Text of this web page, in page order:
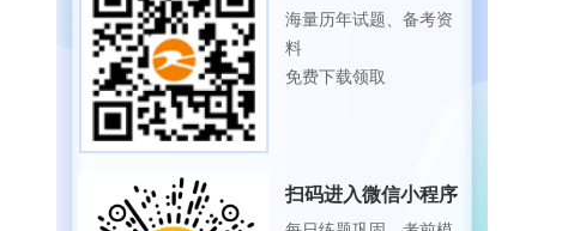
海量历年试题、备考资
料
免费下载领取
扫码进入微信小程序